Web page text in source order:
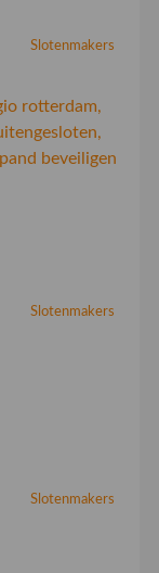
Slotenmakers
rotterdam,
beveiligen
Slotenmakers
Slotenmakers